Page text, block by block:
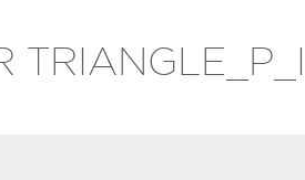
TRIANGLE_P_I